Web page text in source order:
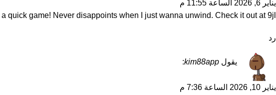
يناير 6, 2026 الساعة 11:55 م
quick game! Never disappoints when I just wanna unwind. Check it out at9jl
رد
يقول kim88app
:
يناير 10, 2026 الساعة 7:36 م